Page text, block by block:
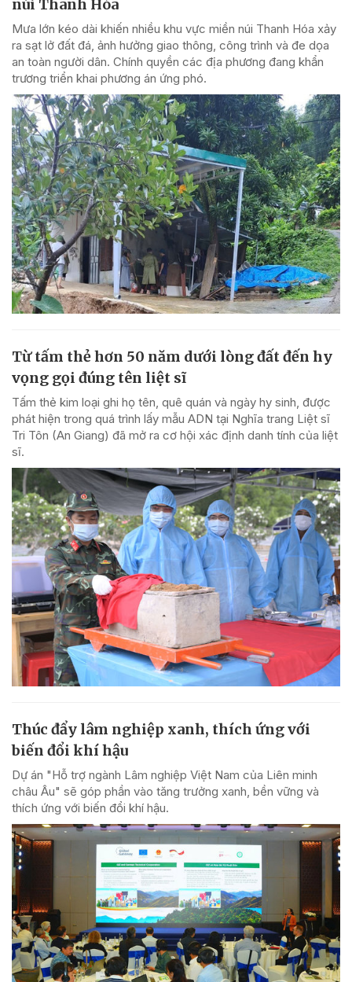
núi Thanh Hóa
Mưa lớn kéo dài khiến nhiều khu vực miền núi Thanh Hóa xảy
ra sạt lở đất đá, ảnh hưởng giao thông, công trình và đe dọa
an toàn người dân. Chính quyền các địa phương đang khẩn
trương triển khai phương án ứng phó.
Từ tấm thẻ hơn 50 năm dưới lòng đất đến hy
vọng gọi đúng tên liệt sĩ
Tấm thẻ kim loại ghi họ tên, quê quán và ngày hy sinh, được
phát hiện trong quá trình lấy mẫu ADN tại Nghĩa trang Liệt sĩ
Tri Tôn (An Giang) đã mở ra cơ hội xác định danh tính của liệt
sĩ.
Thúc đẩy lâm nghiệp xanh, thích ứng với
biến đổi khí hậu
Dự án "Hỗ trợ ngành Lâm nghiệp Việt Nam của Liên minh
châu Âu" sẽ góp phần vào tăng trưởng xanh, bền vững và
thích ứng với biến đổi khí hậu.